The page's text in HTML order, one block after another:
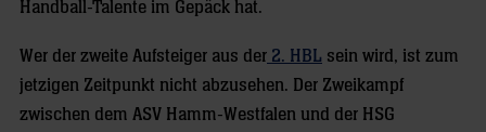
Handball-Talente im Gepäck hat.
Wer der zweite Aufsteiger aus der 2. HBL sein wird, ist zum
jetzigen Zeitpunkt nicht abzusehen. Der Zweikampf
zwischen dem ASV Hamm-Westfalen und der HSG